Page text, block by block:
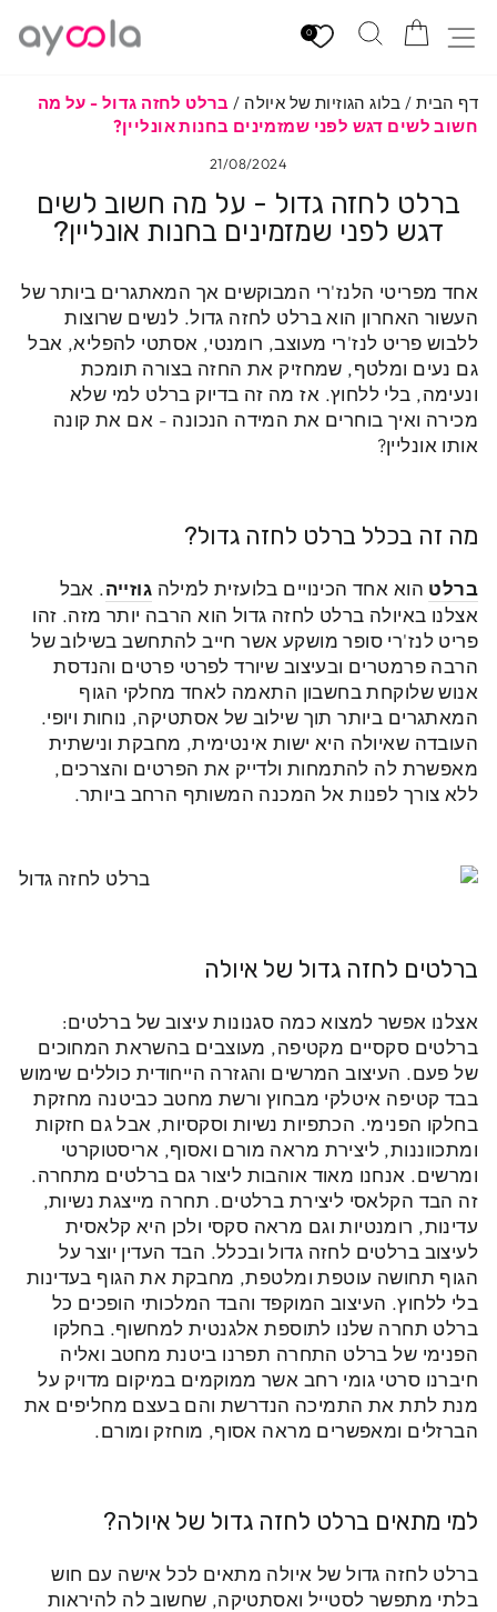
לתוכן
0
חיפוש ניווט באתר
הזמנה
דף הבית / בלוג הגוזיות של איולה / ברלט לחזה גדול - על מה
חשוב לשים דגש לפני שמזמינים בחנות אונליין?
21/08/2024
ברלט לחזה גדול - על מה חשוב לשים
דגש לפני שמזמינים בחנות אונליין?
אחד מפריטי הלנז'רי המבוקשים אך המאתגרים ביותר של
העשור האחרון הוא ברלט לחזה גדול. לנשים שרוצות
ללבוש פריט לנז'רי מעוצב, רומנטי, אסתטי להפליא, אבל
גם נעים ומלטף, שמחזיק את החזה בצורה תומכת
ונעימה, בלי ללחוץ. אז מה זה בדיוק ברלט למי שלא
מכירה ואיך בוחרים את המידה הנכונה - אם את קונה
אותו אונליין?
מה זה בכלל ברלט לחזה גדול?
ברלט הוא אחד הכינויים בלועזית למילה גוזייה. אבל
אצלנו באיולה ברלט לחזה גדול הוא הרבה יותר מזה. זהו
פריט לנז'רי סופר מושקע אשר חייב להתחשב בשילוב של
הרבה פרמטרים ובעיצוב שיורד לפרטי פרטים והנדסת
אנוש שלוקחת בחשבון התאמה לאחד מחלקי הגוף
המאתגרים ביותר תוך שילוב של אסתטיקה, נוחות ויופי.
העובדה שאיולה היא ישות אינטימית, מחבקת ונישתית
מאפשרת לה להתמחות ולדייק את הפרטים והצרכים,
ללא צורך לפנות אל המכנה המשותף הרחב ביותר.
ברלטים לחזה גדול של איולה
אצלנו אפשר למצוא כמה סגנונות עיצוב של ברלטים:
ברלטים סקסיים מקטיפה, מעוצבים בהשראת המחוכים
של פעם. העיצוב המרשים והגזרה הייחודית כוללים שימוש
בבד קטיפה איטלקי מבחוץ ורשת מחטב כביטנה מחזקת
בחלקו הפנימי. הכתפיות נשיות וסקסיות, אבל גם חזקות
ומתכווננות, ליצירת מראה מורם ואסוף, אריסטוקרטי
ומרשים. אנחנו מאוד אוהבות ליצור גם ברלטים מתחרה.
זה הבד הקלאסי ליצירת ברלטים. תחרה מייצגת נשיות,
עדינות, רומנטיות וגם מראה סקסי ולכן היא קלאסית
לעיצוב ברלטים לחזה גדול ובכלל. הבד העדין יוצר על
הגוף תחושה עוטפת ומלטפת, מחבקת את הגוף בעדינות
בלי ללחוץ. העיצוב המוקפד והבד המלכותי הופכים כל
ברלט תחרה שלנו לתוספת אלגנטית למחשוף. בחלקו
הפנימי של ברלט התחרה תפרנו ביטנת מחטב ואליה
חיברנו סרטי גומי רחב אשר ממוקמים במיקום מדויק על
מנת לתת את התמיכה הנדרשת והם בעצם מחליפים את
הברזלים ומאפשרים מראה אסוף, מוחזק ומורם.
למי מתאים ברלט לחזה גדול של איולה?
ברלט לחזה גדול של איולה מתאים לכל אישה עם חוש
בלתי מתפשר לסטייל ואסתטיקה, שחשוב לה להיראות